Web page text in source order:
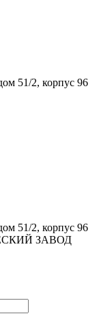
51/2, корпус 96
51/2, корпус 96
ЗАВОД